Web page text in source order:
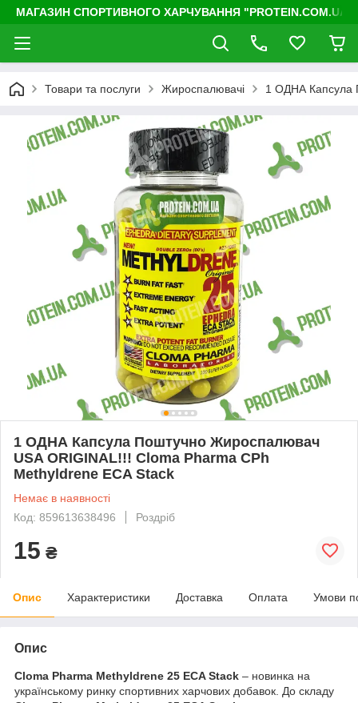
МАГАЗИН СПОРТИВНОГО ХАРЧУВАННЯ "PROTEIN.COM.UA"
Товари та послуги Жироспалювачі 1 ОДНА Капсула
1 ОДНА Капсула Поштучно Жироспалювач
USA ORIGINAL!!! Cloma Pharma CPh
Methyldrene ECA Stack
Немає в наявності
Код: 859613638496
Роздріб
15 ₴
Опис Характеристики Доставка Оплата Умови
Опис
Cloma Pharma Methyldrene 25 ECA Stack – новинка на
українському ринку спортивних харчових добавок. До складу